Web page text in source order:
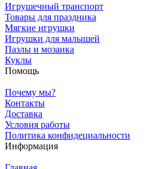
Игрушечный транспорт
Товары для праздника
Мягкие игрушки
Игрушки для малышей
Пазлы и мозаика
Куклы
Помощь
Почему мы?
Контакты
Доставка
Условия работы
Политика конфидециальности
Информация